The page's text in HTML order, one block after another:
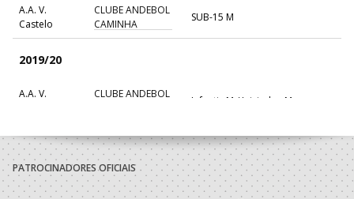
A.A. V.
Castelo
CLUBE ANDEBOL
CAMINHA
SUB-15 M
2019/20
A.A. V.
CLUBE ANDEBOL
Infantis M / Iniciados M
2018/19
A.A. Braga
Clube Andebol
de Caminha
Minis M / Infantis M
PATROCINADORES OFICIAIS